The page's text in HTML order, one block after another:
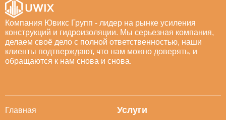
Компания Ювикс Групп - лидер на рынке усиления
конструкций и гидроизоляции. Мы серьезная компания,
делаем своё дело с полной ответственностью, наши
клиенты подтверждают, что нам можно доверять, и
обращаются к нам снова и снова.
Главная
Услуги